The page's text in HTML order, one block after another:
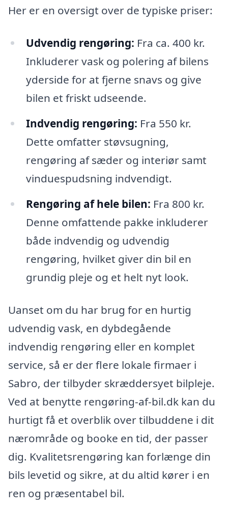
Her er en oversigt over de typiske priser:
Udvendig rengøring: Fra ca. 400 kr.
Inkluderer vask og polering af bilens
yderside for at fjerne snavs og give
bilen et friskt udseende.
Indvendig rengøring: Fra 550 kr.
Dette omfatter støvsugning,
rengøring af sæder og interiør samt
vinduespudsning indvendigt.
Rengøring af hele bilen: Fra 800 kr.
Denne omfattende pakke inkluderer
både indvendig og udvendig
rengøring, hvilket giver din bil en
grundig pleje og et helt nyt look.
Uanset om du har brug for en hurtig
udvendig vask, en dybdegående
indvendig rengøring eller en komplet
service, så er der flere lokale firmaer i
Sabro, der tilbyder skræddersyet bilpleje.
Ved at benytte rengøring-af-bil.dk kan du
hurtigt få et overblik over tilbuddene i dit
nærområde og booke en tid, der passer
dig. Kvalitetsrengøring kan forlænge din
bils levetid og sikre, at du altid kører i en
ren og præsentabel bil.